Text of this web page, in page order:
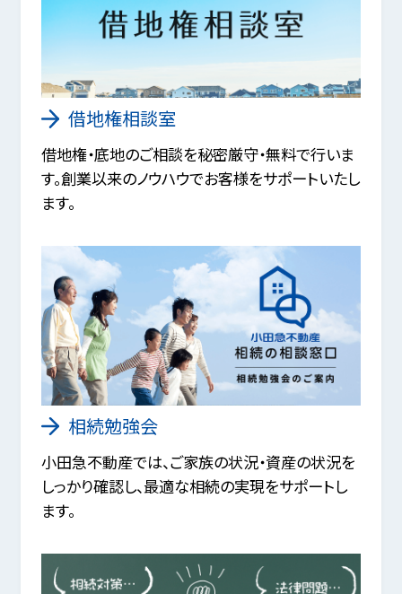
借地権相談室
借地権・底地のご相談を秘密厳守・無料で行いま
す。創業以来のノウハウでお客様をサポートいたし
ます。
相続勉強会
小田急不動産では、ご家族の状況・資産の状況を
しっかり確認し、最適な相続の実現をサポートし
ます。